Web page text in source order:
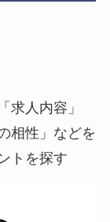
求人内容」
相性」などを
トを探す